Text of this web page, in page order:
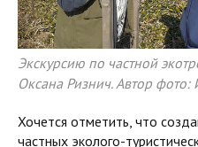
Экскурсию по частной
Оксана Ризнич. Автор
Хочется отметить, что
частных эколого-